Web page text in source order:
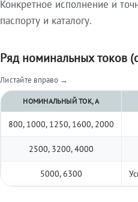
Конкретное исполнение и
паспорту и каталогу.
Ряд номинальных токов
Листайте вправо →
НОМИНАЛЬНЫЙ ТОК, А
800, 1000, 1250, 1600, 2000
2500, 3200, 4000
5000, 6300